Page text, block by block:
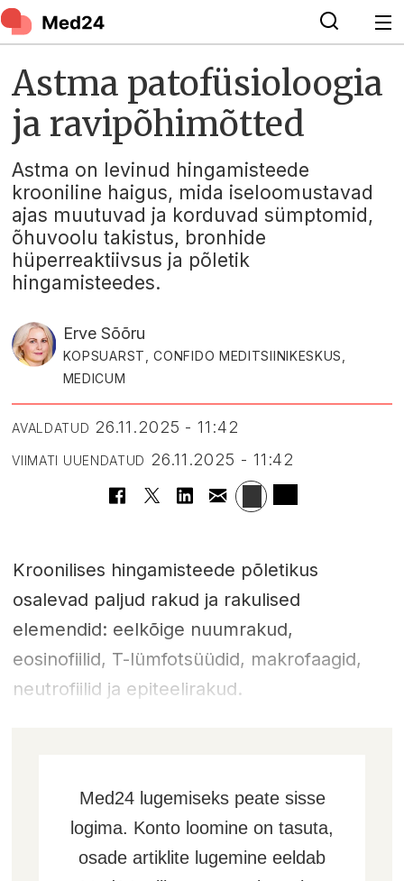
Astma patofüsioloogia
ja ravipõhimõtted
Astma on levinud hingamisteede
krooniline haigus, mida iseloomustavad
ajas muutuvad ja korduvad sümptomid,
õhuvoolu takistus, bronhide
hüperreaktiivsus ja põletik
hingamisteedes.
Erve Sõõru
KOPSUARST, CONFIDO MEDITSIINIKESKUS,
MEDICUM
AVALDATUD 26.11.2025 - 11:42
VIIMATI UUENDATUD 26.11.2025 - 11:42
Kroonilises hingamisteede põletikus
osalevad paljud rakud ja rakulised
elemendid: eelkõige nuumrakud,
eosinofiilid, T-lümfotsüüdid, makrofaagid,
neutrofiilid ja epiteelirakud.
Med24 lugemiseks peate sisse
logima. Konto loomine on tasuta,
osade artiklite lugemine eeldab